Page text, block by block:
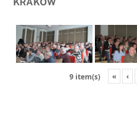
9 item(s) « ‹